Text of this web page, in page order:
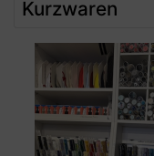
Kurzwaren